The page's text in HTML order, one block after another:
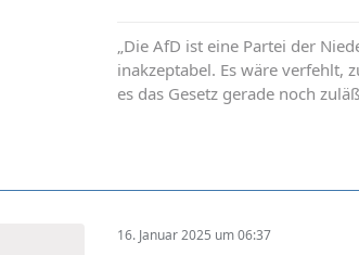
„Die AfD ist eine Partei der
inakzeptabel. Es wäre verfehlt,
es das Gesetz gerade noch
16. Januar 2025 um 06:37